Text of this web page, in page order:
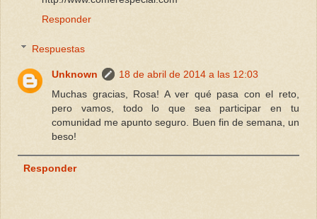
Responder
Respuestas
Unknown
18 de abril de 2014 a las 12:03
Muchas gracias, Rosa! A ver qué pasa con el reto,
pero vamos, todo lo que sea participar en tu
comunidad me apunto seguro. Buen fin de semana, un
beso!
Responder